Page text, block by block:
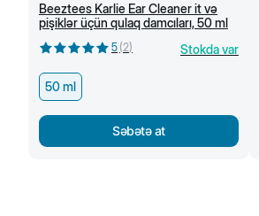
Beeztees Karlie Ear Cleaner it və
pişiklər üçün qulaq damcıları, 50 ml
5 (2) Stokda var
50 ml
Səbətə at